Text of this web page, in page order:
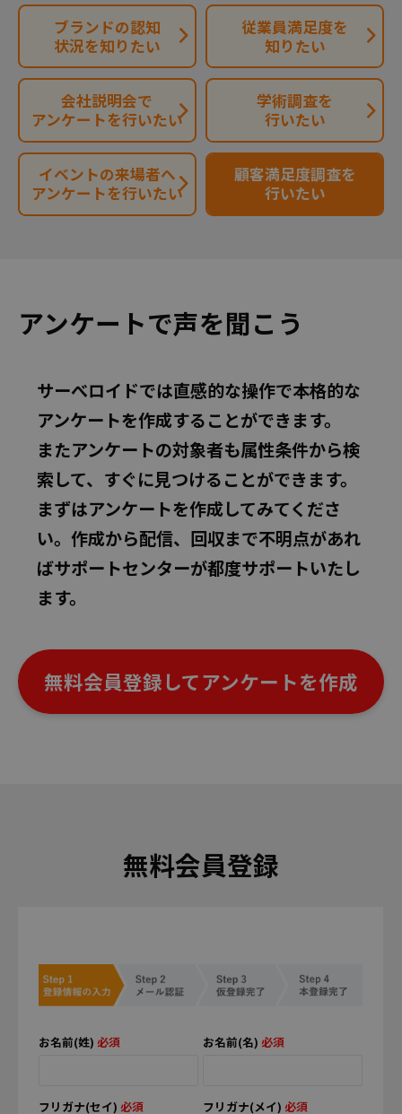
ブランドの認知
状況を知りたい
従業員満足度を
知りたい
会社説明会で
アンケートを行いたい
学術調査を
行いたい
イベントの来場者へ
アンケートを行いたい
顧客満足度調査を
行いたい
アンケートで声を聞こう
サーべロイドでは直感的な操作で本格的な
アンケートを作成することができます。
またアンケートの対象者も属性条件から検
索して、すぐに見つけることができます。
まずはアンケートを作成してみてくださ
い。作成から配信、回収まで不明点があれ
ばサポートセンターが都度サポートいたし
ます。
無料会員登録してアンケートを作成
無料会員登録